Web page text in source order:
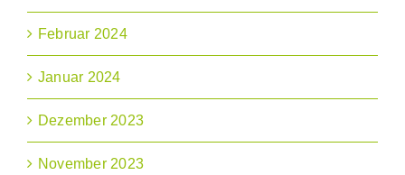
Februar 2024
Januar 2024
Dezember 2023
November 2023